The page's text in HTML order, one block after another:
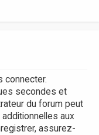
connecter.
secondes et
du forum peut
aux
assurez-